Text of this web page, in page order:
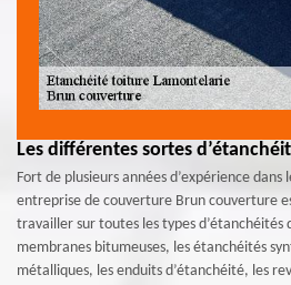
Les différentes sortes
Fort de plusieurs années d’expérience
entreprise de couverture Brun couverture
travailler sur toutes les types d’étanchéités
membranes bitumeuses, les étanchéités
métalliques, les enduits d’étanchéité, les